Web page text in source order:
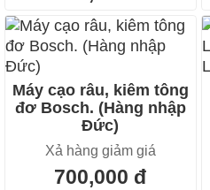
Máy cạo râu, kiêm tông
đơ Bosch. (Hàng nhập
Đức)
Xả hàng giảm giá
700,000 đ